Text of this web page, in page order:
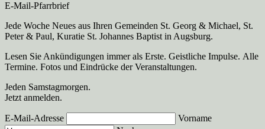
E-Mail-Pfarrbrief
Jede Woche Neues aus Ihren Gemeinden St. Georg & Michael, St.
Peter & Paul, Kuratie St. Johannes Baptist in Augsburg.
Lesen Sie Ankündigungen immer als Erste. Geistliche Impulse. Alle
Termine. Fotos und Eindrücke der Veranstaltungen.
Jeden Samstagmorgen.
Jetzt anmelden.
E-Mail-Adresse
Vorname